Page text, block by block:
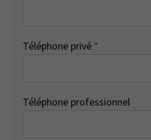
Téléphone privé *
Téléphone professionnel